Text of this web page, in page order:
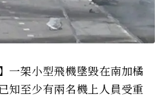
一架小型飛機墬毀在南加橘
知至少有兩名機上人員受重